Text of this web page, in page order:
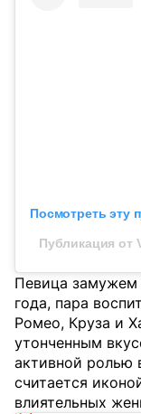
Посмотреть эту
Публикация от
Певица
года, пара
Ромео, Круза и
утонченным
активной ролью
считается
влиятельных